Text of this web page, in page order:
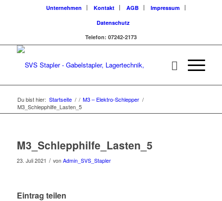
Unternehmen Kontakt AGB
Impressum
Datenschutz
Telefon: 07242-2173
Du bist hier: Startseite / / M3 – Elektro-Schlepper /
M3_Schlepphilfe_Lasten_5
M3_Schlepphilfe_Lasten_5
23. Juli 2021 / von Admin_SVS_Stapler
Eintrag teilen